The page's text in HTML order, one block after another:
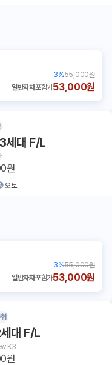
3%55,000원
일반자차포함가53,000원
세대 F/L
원
오토
3%55,000원
일반자차포함가53,000원
대 F/L
K3
원